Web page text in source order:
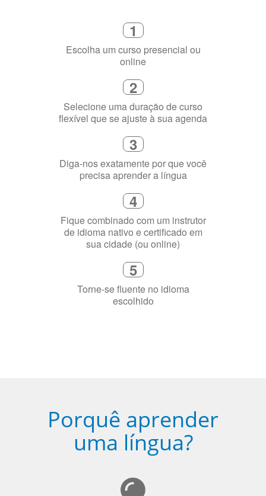
Escolha um curso presencial ou
online
Selecione uma duração de curso
flexível que se ajuste à sua agenda
Diga-nos exatamente por que você
precisa aprender a língua
Fique combinado com um instrutor
de idioma nativo e certificado em
sua cidade (ou online)
5
Torne-se fluente no idioma
escolhido
Porquê aprender
uma língua?